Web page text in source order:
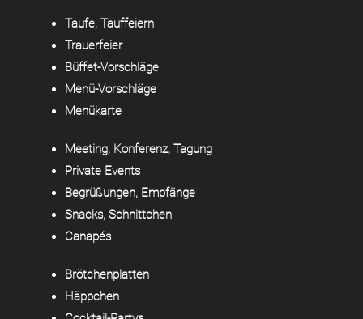
Taufe, Tauffeiern
Trauerfeier
Büffet-Vorschläge
Menü-Vorschläge
Menükarte
Meeting, Konferenz, Tagung
Private Events
Begrüßungen, Empfänge
Snacks, Schnittchen
Canapés
Brötchenplatten
Häppchen